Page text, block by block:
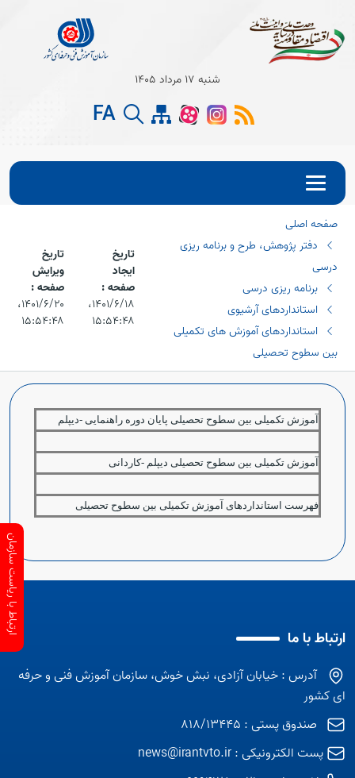
Open
شنبه 17 مرداد 1405
FA
صفحه اصلی
دفتر پژوهش، طرح و برنامه ریزی
درسی
برنامه ریزی درسی
استانداردهای آرشیوی
استانداردهای آموزش های تکمیلی
بین سطوح تحصیلی
تاریخ
ایجاد
صفحه :
۱۴۰۱/۶/۱۸،‏
۱۵:۵۴:۴۸
تاریخ
ویرایش
صفحه :
۱۴۰۱/۶/۲۰،‏
۱۵:۵۴:۴۸
آموزش تکمیلی بین سطوح تحصیلی پایان دوره راهنمایی -دیپلم
آموزش تکمیلی بین سطوح تحصیلی دیپلم -کاردانی
فهرست استانداردهای آموزش تکمیلی بین سطوح تحصیلی
ارتباط با ما
آدرس : خیابان آزادی، نبش خوش، سازمان آموزش فنی و حرفه
ای کشور
صندوق پستی : 818/13445
پست الکترونیکی :news@irantvto.ir
ارتباط با ریاست سازمان